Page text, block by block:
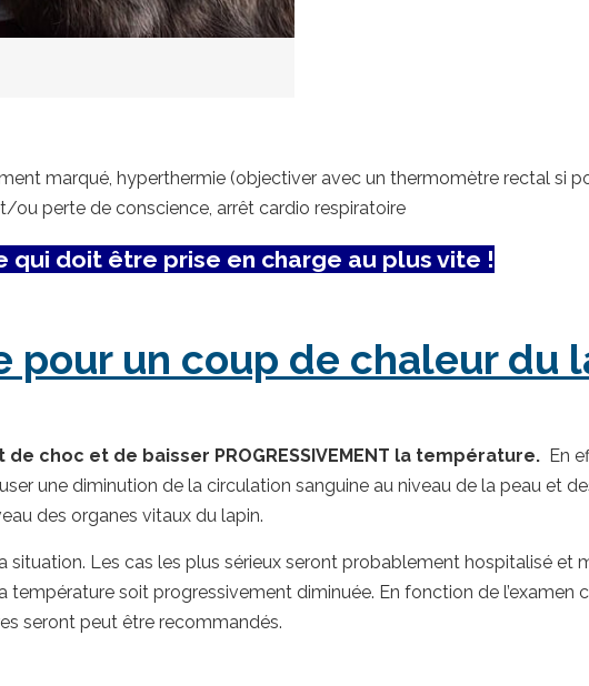
marqué, hyperthermie (objectiver avec un thermomètre rectal si
ou perte de conscience, arrêt cardio respiratoire
qui doit être prise en charge au plus vite !
pour un coup de chaleur du
choc et de baisser PROGRESSIVEMENT la température. En
une diminution de la circulation sanguine au niveau de la peau et
des organes vitaux du lapin.
Les cas les plus sérieux seront probablement hospitalisé et
soit progressivement diminuée. En fonction de l’examen
seront peut être recommandés.